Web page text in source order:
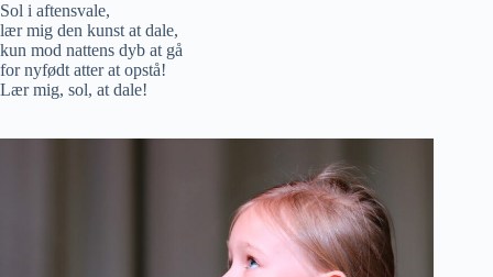
Sol i aftensvale,
lær mig den kunst at dale,
kun mod nattens dyb at gå
for nyfødt atter at opstå!
Lær mig, sol, at dale!